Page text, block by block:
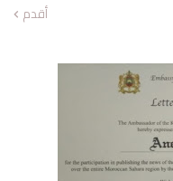
أقدم